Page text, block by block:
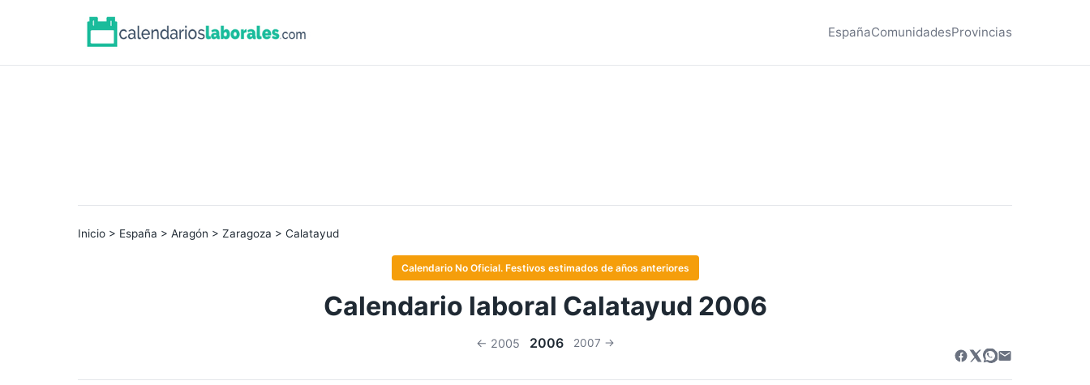
EspañaComunidadesProvincias
Inicio > España > Aragón > Zaragoza > Calatayud
Calendario No Oficial. Festivos estimados de años anteriores
Calendario laboral Calatayud 2006
← 2005 2006 2007 →